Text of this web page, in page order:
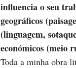
influencia o seu
geográficos
(linguagem,
económicos (meio
Toda a minha obra